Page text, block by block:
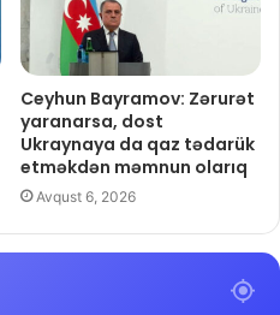
Ceyhun Bayramov: Zərurət
yaranarsa, dost
Ukraynaya da qaz tədarük
etməkdən məmnun olarıq
Avqust 6, 2026